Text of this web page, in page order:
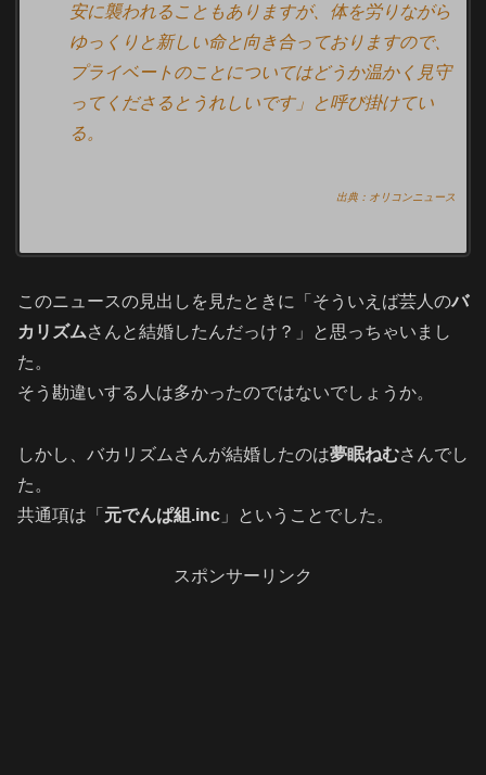
安に襲われることもありますが、体を労りながら
ゆっくりと新しい命と向き合っておりますので、
プライベートのことについてはどうか温かく見守
ってくださるとうれしいです」と呼び掛けてい
る。
出典：オリコンニュース
このニュースの見出しを見たときに「そういえば芸人のバ
カリズムさんと結婚したんだっけ？」と思っちゃいまし
た。
そう勘違いする人は多かったのではないでしょうか。
しかし、バカリズムさんが結婚したのは夢眠ねむさんでし
た。
共通項は「 元でんぱ組.inc 」ということでした。
スポンサーリンク